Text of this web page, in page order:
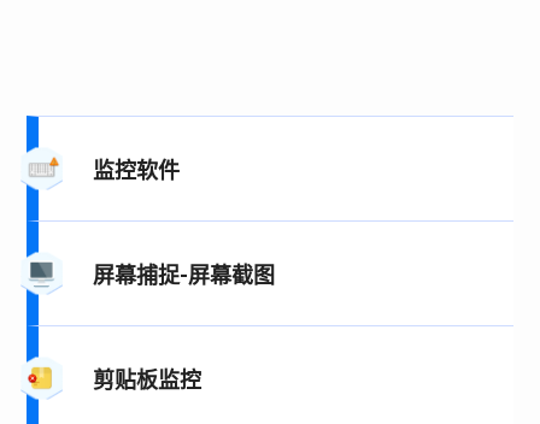
监控软件
屏幕捕捉-屏幕截图
剪贴板监控